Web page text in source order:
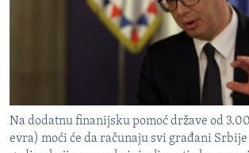
GENOCID U SREBRENICI
PRATITE NAS
Na dodatnu finanijsku pomoć države od
evra) moći će da računaju svi građani